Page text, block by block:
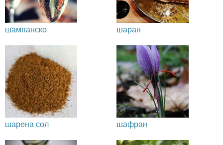
шампанско шаран
шарена сол шафран